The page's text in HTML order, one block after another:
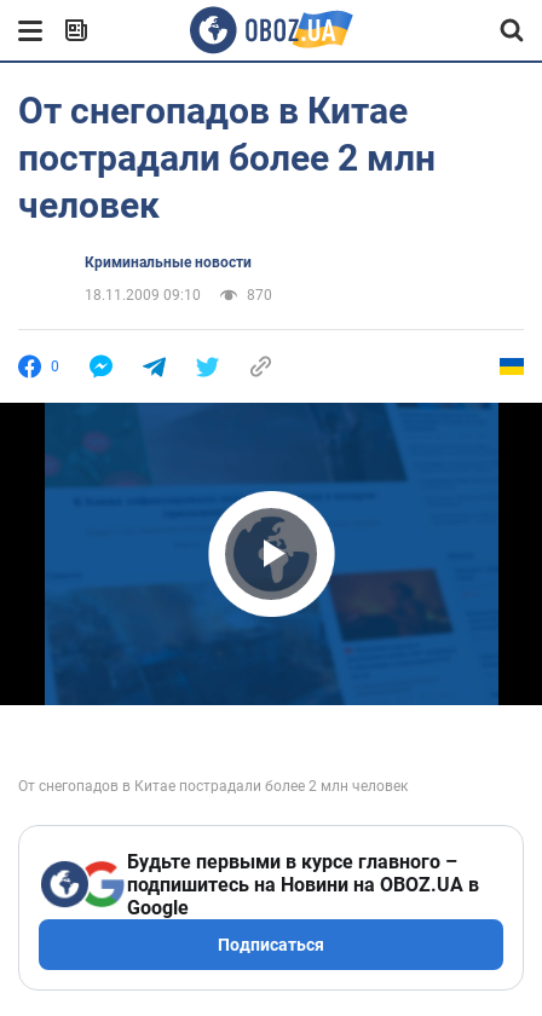
От снегопадов в Китае
пострадали более 2 млн
человек
Криминальные новости
18.11.2009 09:10
870
0
Play Video
Будьте первыми в курсе главного –
подпишитесь на Новини на OBOZ.UA в
Google
Подписаться